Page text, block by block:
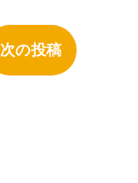
次の投稿